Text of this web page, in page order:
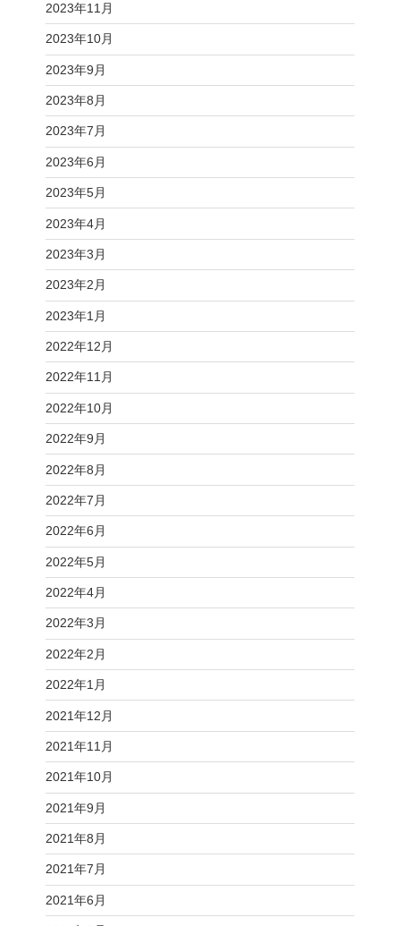
2023年11月
2023年10月
2023年9月
2023年8月
2023年7月
2023年6月
2023年5月
2023年4月
2023年3月
2023年2月
2023年1月
2022年12月
2022年11月
2022年10月
2022年9月
2022年8月
2022年7月
2022年6月
2022年5月
2022年4月
2022年3月
2022年2月
2022年1月
2021年12月
2021年11月
2021年10月
2021年9月
2021年8月
2021年7月
2021年6月